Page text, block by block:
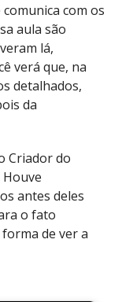
com os
aula são
lá,
verá que, na
detalhados,
da
Criador do
antes deles
o fato
de ver a